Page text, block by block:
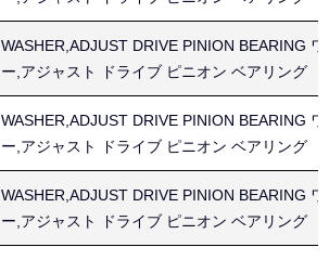
WASHER,ADJUST DRIVE PINION BEARING
ー,アジャスト ドライブ ピニオン ベアリング
WASHER,ADJUST DRIVE PINION BEARING
ー,アジャスト ドライブ ピニオン ベアリング
WASHER,ADJUST DRIVE PINION BEARING
ー,アジャスト ドライブ ピニオン ベアリング